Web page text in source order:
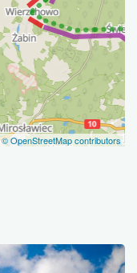
© OpenStreetMap contributors